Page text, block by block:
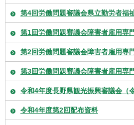
第4回労働問題審議会県立勤労者福
第1回労働問題審議会障害者雇用専
第2回労働問題審議会障害者雇用専
第3回労働問題審議会障害者雇用専
令和4年度長野県観光振興審議会（
令和4年度第2回配布資料